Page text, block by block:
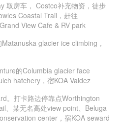
取房车， Costco补充物资，徒步
Coastal Trail，赶往
View Cafe & RV park
glacier ice climbing，
的Columbia glacier face
hatchery，宿KOA Valdez
。打卡路边停靠点Worthington
、某无名高处view point、Beluga
center，宿KOA seward